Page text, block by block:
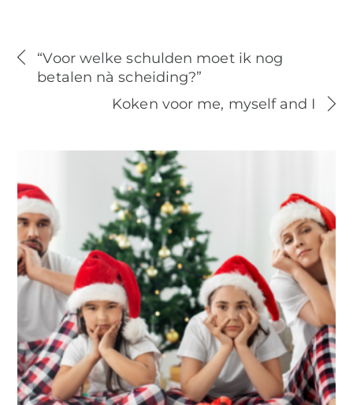
“Voor welke schulden moet ik nog
betalen nà scheiding?”
Koken voor me, myself and I